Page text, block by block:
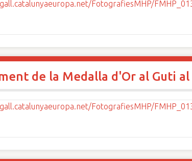
de la Medalla d'Or al Guti al